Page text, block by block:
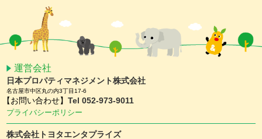
2026/02/16 UP
スマホアプリ会員限定 ホワイトデーキャンペーン
2026/01/15 UP
スマホアプリ会員限定 バレンタインキャンペーン
2025/11/25 UP
【予約受付中】クリスマスケーキ ＆ おせち
2025/11/10 UP
ガーデンテラス東山 クリスマスディナー
運営会社
日本プロパティマネジメント株式会社
名古屋市中区丸の内3丁目17-6
【お問い合わせ】Tel 052-973-9011
プライバシーポリシー
株式会社トヨタエンタプライズ